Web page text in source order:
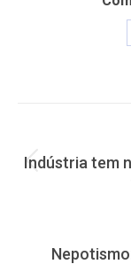
de
Indústria tem